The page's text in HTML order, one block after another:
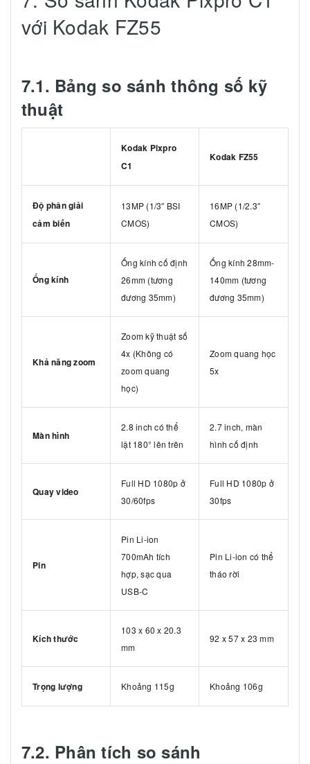
với Kodak FZ55
7.1. Bảng so sánh thông số kỹ
thuật
Kodak Pixpro
C1
Kodak FZ55
Độ phân giải
cảm biến
13MP (1/3″ BSI
CMOS)
16MP (1/2.3″
CMOS)
Ống kính
Ống kính cố định
26mm (tương
đương 35mm)
Ống kính 28mm-
140mm (tương
đương 35mm)
Khả năng zoom
Zoom kỹ thuật số
4x (Không có
zoom quang
học)
Zoom quang học
5x
Màn hình
2.8 inch có thể
lật 180° lên trên
2.7 inch, màn
hình cố định
Quay video
Full HD 1080p ở
30/60fps
Full HD 1080p ở
30fps
Pin
Pin Li-ion
700mAh tích
hợp, sạc qua
USB-C
Pin Li-ion có thể
tháo rời
Kích thước
103 x 60 x 20.3
mm
92 x 57 x 23 mm
Trọng lượng Khoảng 115g Khoảng 106g
7.2. Phân tích so sánh